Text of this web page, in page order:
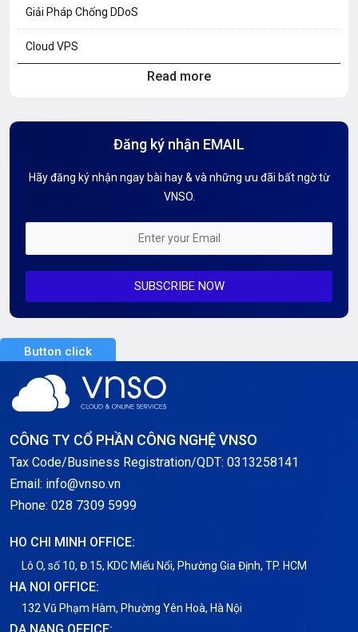
Giải Pháp Chống DDoS
Cloud VPS
Hướng dẫn Tên miền
Kiến thức AI
Mỗi tuần 01 Server
Server Dedicated (Máy chủ riêng)
Server GPU
Server Windows
Notification
Thông tin chung
Tin tức
Read more
Đăng ký nhận EMAIL
Hãy đăng ký nhận ngay bài hay & và những ưu đãi bất ngờ từ
VNSO.
SUBSCRIBE NOW
Button click
CÔNG TY CỔ PHẦN CÔNG NGHỆ VNSO
Tax Code/Business Registration/QDT: 0313258141
Email: info@vnso.vn
Phone: 028 7309 5999
HO CHI MINH OFFICE:
Lô O, số 10, Đ.15, KDC Miếu Nổi, Phường Gia Định, TP. HCM
HA NOI OFFICE:
132 Vũ Phạm Hàm, Phường Yên Hoà, Hà Nội